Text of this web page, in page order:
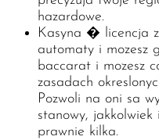
hazardowe.
Kasyna � licencja
automaty i mozesz
baccarat i mozesz
zasadach
Pozwoli na oni sa
stanowy,
prawnie kilka.